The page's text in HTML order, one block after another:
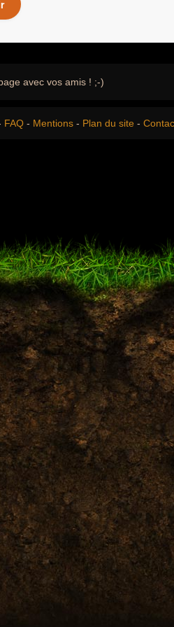
avec vos amis ! ;-)
FAQ - Mentions - Plan du site -